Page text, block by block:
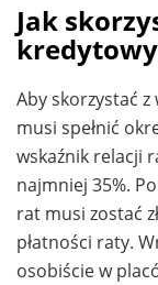
Jak
Aby skorzystać
musi spełnić
wskaźnik relacji
najmniej 35%.
rat musi zostać
płatności raty.
osobiście w